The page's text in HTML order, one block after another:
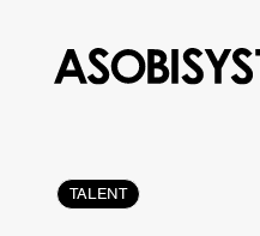
TALENT